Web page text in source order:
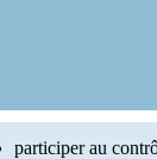
participer au